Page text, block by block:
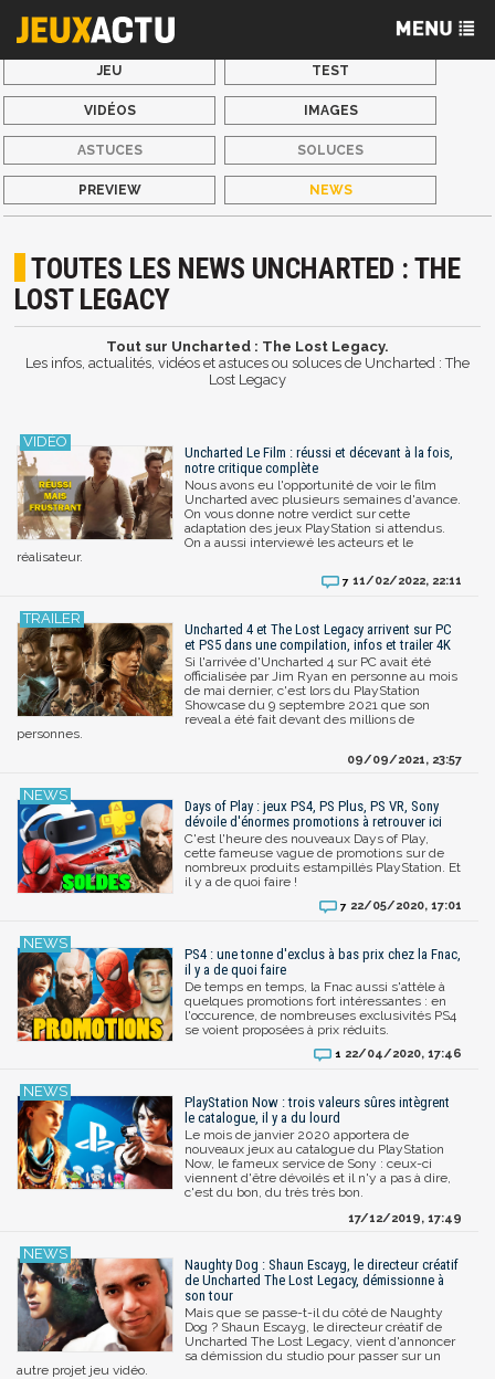
JEU TEST
VIDÉOS IMAGES
ASTUCES SOLUCES
PREVIEW NEWS
TOUTES LES NEWS UNCHARTED : THE
LOST LEGACY
Tout sur Uncharted : The Lost Legacy.
Les infos, actualités, vidéos et astuces ou soluces de Uncharted : The
Lost Legacy
Uncharted Le Film : réussi et décevant à la fois,
notre critique complète
Nous avons eu l'opportunité de voir le film
Uncharted avec plusieurs semaines d'avance.
On vous donne notre verdict sur cette
adaptation des jeux PlayStation si attendus.
On a aussi interviewé les acteurs et le
réalisateur.
7 11/02/2022, 22:11
Uncharted 4 et The Lost Legacy arrivent sur PC
et PS5 dans une compilation, infos et trailer 4K
Si l'arrivée d'Uncharted 4 sur PC avait été
officialisée par Jim Ryan en personne au mois
de mai dernier, c'est lors du PlayStation
Showcase du 9 septembre 2021 que son
reveal a été fait devant des millions de
personnes.
09/09/2021, 23:57
Days of Play : jeux PS4, PS Plus, PS VR, Sony
dévoile d'énormes promotions à retrouver ici
C'est l'heure des nouveaux Days of Play,
cette fameuse vague de promotions sur de
nombreux produits estampillés PlayStation. Et
il y a de quoi faire !
7 22/05/2020, 17:01
PS4 : une tonne d'exclus à bas prix chez la Fnac,
il y a de quoi faire
De temps en temps, la Fnac aussi s'attèle à
quelques promotions fort intéressantes : en
l'occurence, de nombreuses exclusivités PS4
se voient proposées à prix réduits.
1 22/04/2020, 17:46
PlayStation Now : trois valeurs sûres intègrent
le catalogue, il y a du lourd
Le mois de janvier 2020 apportera de
nouveaux jeux au catalogue du PlayStation
Now, le fameux service de Sony : ceux-ci
viennent d'être dévoilés et il n'y a pas à dire,
c'est du bon, du très très bon.
17/12/2019, 17:49
Naughty Dog : Shaun Escayg, le directeur créatif
de Uncharted The Lost Legacy, démissionne à
son tour
Mais que se passe-t-il du côté de Naughty
Dog ? Shaun Escayg, le directeur créatif de
Uncharted The Lost Legacy, vient d'annoncer
sa démission du studio pour passer sur un
autre projet jeu vidéo.